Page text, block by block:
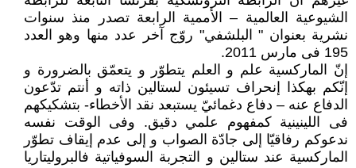
الشيوعية العالمية – الأممية الرابعة تصدر منذ سنوات
نشرية بعنوان " البلشفي" روّج آخر عدد منها وهو العدد
195 فى مارس 2011.
إنّ الماركسية علم و العلم يتطوّر و يتعمّق بالضرورة و
إنّكم بهكذا إنحراف تسيئون لستالين ذاته و أنتم تدّعون
الدفاع عنه – دفاع دغمائيّ يستبعد نقد الأخطاء- بتشكيكهم
فى اللينينية كمفهوم علمي دقيق. وفى الوقت نفسه
ندعوكم رفاقيّا إلى جادّة الصواب و إلى عدم إيقاف تطوّر
الماركسية عند ستالين و التجربة السوفياتية فالبروليتاريا